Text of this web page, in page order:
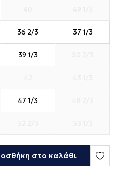
36 2/3 37 1/3
39 1/3
47 1/3
στο καλάθι